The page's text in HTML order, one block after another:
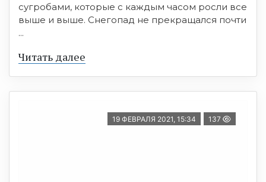
сугробами, которые с каждым часом росли все
выше и выше. Снегопад не прекращался почти
...
Читать далее
19 ФЕВРАЛЯ 2021, 15:34 137